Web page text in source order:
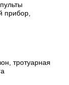
прибор,
тротуарная